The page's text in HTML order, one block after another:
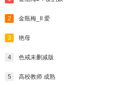
2 金瓶梅_II 爱
3 艳母
4 色戒未删减版
5 高校教师 成熟